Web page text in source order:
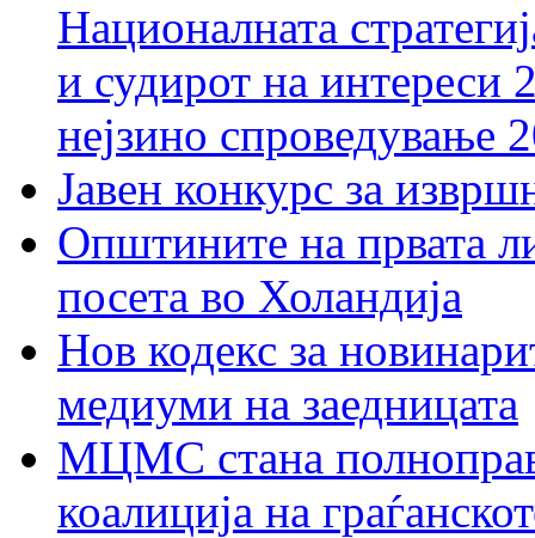
Националната
и судирот на интереси
нејзино спроведување
Јавен конкурс за
Општините на првата
посета во Холандија
Нов кодекс за
медиуми на заедницата
МЦМС стана
коалиција на